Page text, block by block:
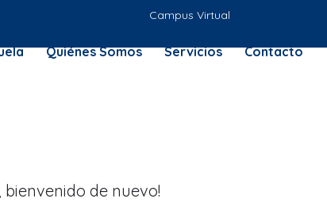
Campus Virtual
Quiénes Somos Servicios Contacto
bienvenido de nuevo!